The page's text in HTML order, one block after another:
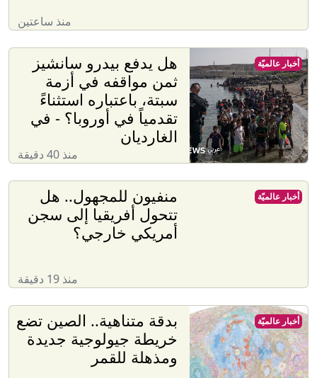
منذ ساعتين
هل يدفع بيدرو سانشيز
ثمن مواقفه في أزمة
سبتة، باعتباره استثناءً
تقدمياً في أوروبا؟ - في
الغارديان
منذ 40 دقيقة
أخبار عالميّة
منفيون للمجهول.. هل
تتحول أفريقيا إلى سجن
أمريكي خارجي؟
منذ 19 دقيقة
أخبار عالميّة
بدقة متناهية.. الصين تضع
خريطة جيولوجية جديدة
ومذهلة للقمر
أخبار عالميّة